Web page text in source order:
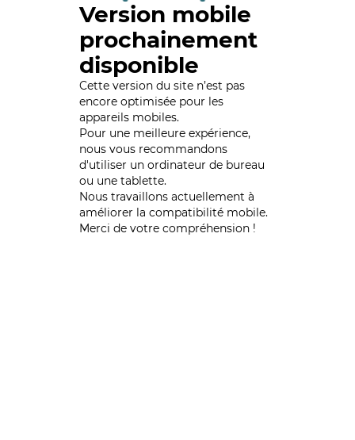
Version mobile
prochainement
disponible
Cette version du site n’est pas
encore optimisée pour les
appareils mobiles.
Pour une meilleure expérience,
nous vous recommandons
d'utiliser un ordinateur de bureau
ou une tablette.
Nous travaillons actuellement à
améliorer la compatibilité mobile.
Merci de votre compréhension !